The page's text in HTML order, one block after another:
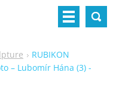
RUBIKON
– Lubomír Hána (3) -